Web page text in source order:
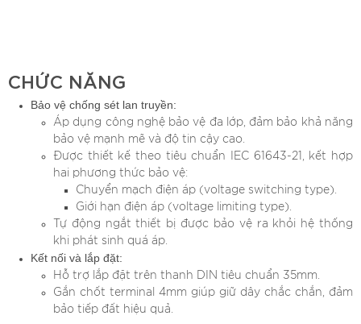
CHỨC NĂNG
Bảo vệ chống sét lan truyền:
Áp dụng công nghệ bảo vệ đa lớp, đảm bảo khả năng
bảo vệ mạnh mẽ và độ tin cậy cao.
Được thiết kế theo tiêu chuẩn IEC 61643-21, kết hợp
hai phương thức bảo vệ:
Chuyển mạch điện áp (voltage switching type).
Giới hạn điện áp (voltage limiting type).
Tự động ngắt thiết bị được bảo vệ ra khỏi hệ thống
khi phát sinh quá áp.
Kết nối và lắp đặt:
Hỗ trợ lắp đặt trên thanh DIN tiêu chuẩn 35mm.
Gắn chốt terminal 4mm giúp giữ dây chắc chắn, đảm
bảo tiếp đất hiệu quả.